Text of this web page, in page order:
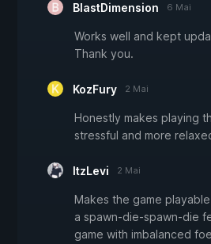
BlastDimension 6 Mai
Works well and kept
Thank you.
KozFury 2 Mai
Honestly makes playing
stressful and more
ItzLevi 2 Mai
Makes the game
a spawn-die-spawn-die
game with imbalanced